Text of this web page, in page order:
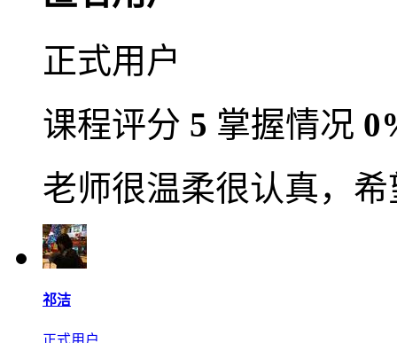
正式用户
课程评分 5 掌握情况
老师很温柔很认真，
祁洁
正式用户